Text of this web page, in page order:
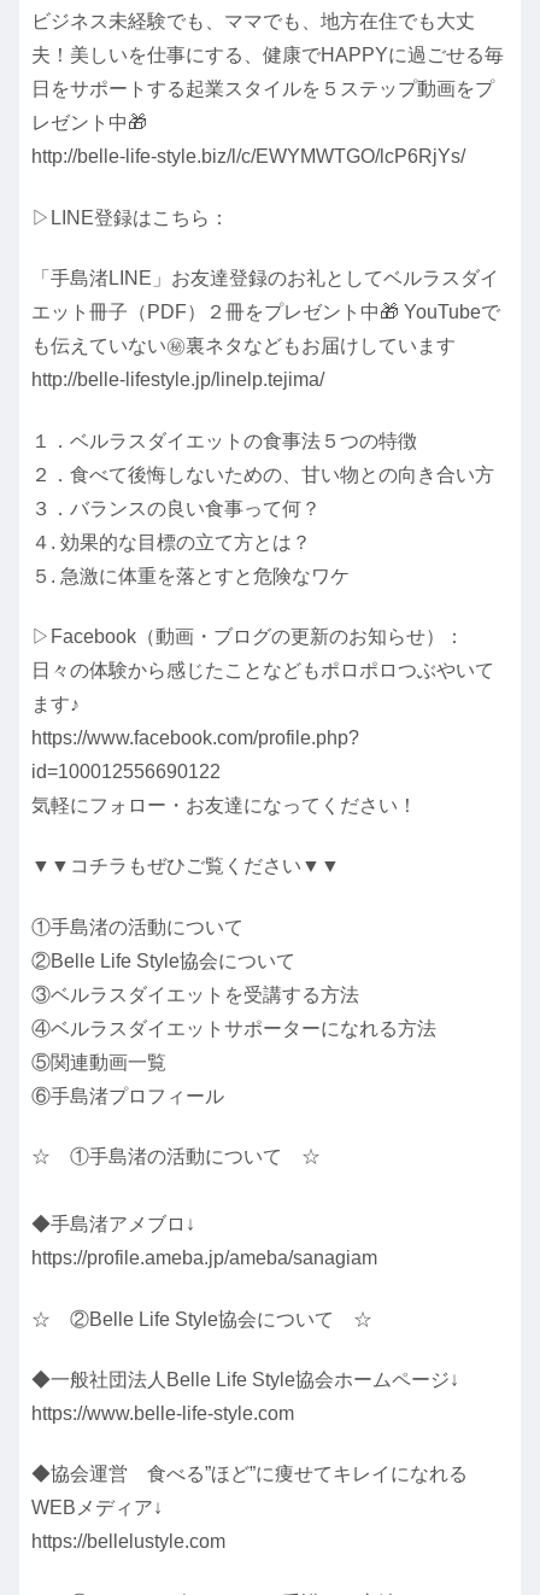
ビジネス未経験でも、ママでも、地方在住でも大丈
夫！美しいを仕事にする、健康でHAPPYに過ごせる毎
日をサポートする起業スタイルを５ステップ動画をプ
レゼント中🎁
http://belle-life-style.biz/l/c/EWYMWTGO/lcP6RjYs/
▷LINE登録はこちら：
「手島渚LINE」お友達登録のお礼としてベルラスダイ
エット冊子（PDF）２冊をプレゼント中🎁 YouTubeで
も伝えていない㊙裏ネタなどもお届けしています
http://belle-lifestyle.jp/linelp.tejima/
１．ベルラスダイエットの食事法５つの特徴
２．食べて後悔しないための、甘い物との向き合い方
３．バランスの良い食事って何？
４. 効果的な目標の立て方とは？
５. 急激に体重を落とすと危険なワケ
▷Facebook（動画・ブログの更新のお知らせ）：
日々の体験から感じたことなどもポロポロつぶやいて
ます♪
https://www.facebook.com/profile.php?
id=100012556690122
気軽にフォロー・お友達になってください！
▼▼コチラもぜひご覧ください▼▼
①手島渚の活動について
②Belle Life Style協会について
③ベルラスダイエットを受講する方法
④ベルラスダイエットサポーターになれる方法
⑤関連動画一覧
⑥手島渚プロフィール
☆ ①手島渚の活動について ☆
◆手島渚アメブロ↓
https://profile.ameba.jp/ameba/sanagiam
☆ ②Belle Life Style協会について ☆
◆一般社団法人Belle Life Style協会ホームページ↓
https://www.belle-life-style.com
◆協会運営 食べる”ほど”に痩せてキレイになれる
WEBメディア↓
https://bellelustyle.com